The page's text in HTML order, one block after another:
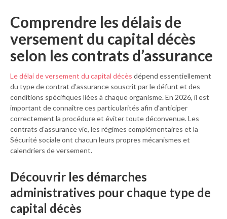
Comprendre les délais de
versement du capital décès
selon les contrats d’assurance
Le délai de versement du capital décès dépend essentiellement
du type de contrat d’assurance souscrit par le défunt et des
conditions spécifiques liées à chaque organisme. En 2026, il est
important de connaître ces particularités afin d’anticiper
correctement la procédure et éviter toute déconvenue. Les
contrats d’assurance vie, les régimes complémentaires et la
Sécurité sociale ont chacun leurs propres mécanismes et
calendriers de versement.
Découvrir les démarches
administratives pour chaque type de
capital décès